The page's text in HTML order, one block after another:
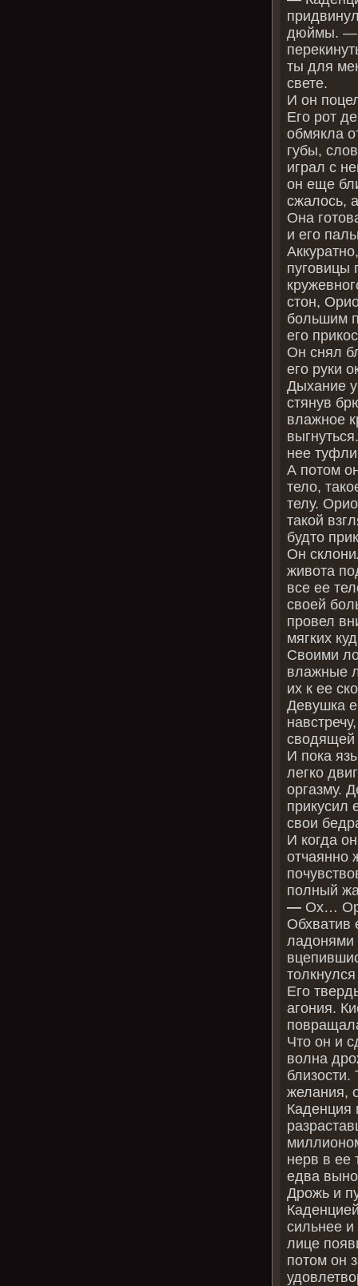
дюймы. —
ты для
свете.
И он
Его рот
обмякла
губы,
играл с
он еще
сжалось,
Она
и его
пуговицы
стон,
большим
его
Он снял
его руки
Дыхание
стянув
влажное
нее
А потом
тело,
телу.
такой
будто
Он
живота
все ее
своей
провел
мягких
Своими
влажные
их к ее
Девушка
сводящей
И пока
легко
оргазму.
прикусил
свои
И когда
отчаянно
полный
— Ох…
Обхватив
ладонями
Его
агония.
Что он и
волна
желания,
Каденция
нерв в ее
едва
Дрожь и
сильнее и
лице
потом он